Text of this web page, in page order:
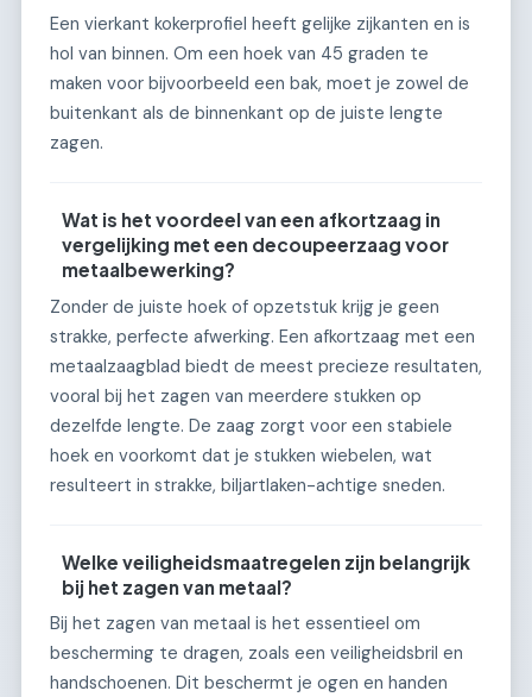
Een vierkant kokerprofiel heeft gelijke zijkanten en is
hol van binnen. Om een hoek van 45 graden te
maken voor bijvoorbeeld een bak, moet je zowel de
buitenkant als de binnenkant op de juiste lengte
zagen.
Wat is het voordeel van een afkortzaag in
vergelijking met een decoupeerzaag voor
metaalbewerking?
Zonder de juiste hoek of opzetstuk krijg je geen
strakke, perfecte afwerking. Een afkortzaag met een
metaalzaagblad biedt de meest precieze resultaten,
vooral bij het zagen van meerdere stukken op
dezelfde lengte. De zaag zorgt voor een stabiele
hoek en voorkomt dat je stukken wiebelen, wat
resulteert in strakke, biljartlaken-achtige sneden.
Welke veiligheidsmaatregelen zijn belangrijk
bij het zagen van metaal?
Bij het zagen van metaal is het essentieel om
bescherming te dragen, zoals een veiligheidsbril en
handschoenen. Dit beschermt je ogen en handen